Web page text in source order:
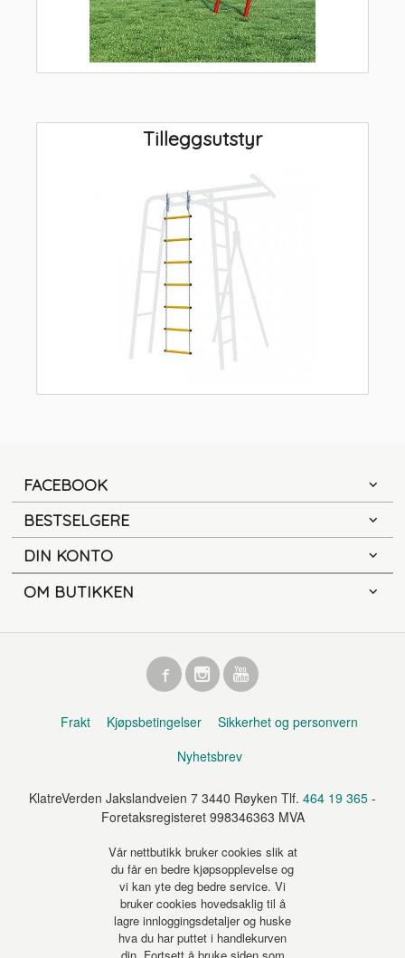
Tilleggsutstyr
FACEBOOK
BESTSELGERE
DIN KONTO
OM BUTIKKEN
Frakt Kjøpsbetingelser
Sikkerhet og personvern
Nyhetsbrev
KlatreVerden Jakslandveien 7 3440 Røyken Tlf. 464 19 365 -
Foretaksregisteret 998346363 MVA
Vår nettbutikk bruker cookies slik at
du får en bedre kjøpsopplevelse og
vi kan yte deg bedre service. Vi
bruker cookies hovedsaklig til å
lagre innloggingsdetaljer og huske
hva du har puttet i handlekurven